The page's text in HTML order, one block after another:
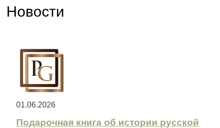
Новости
01.06.2026
Подарочная книга об истории русской